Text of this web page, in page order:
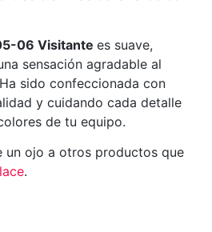
06 Visitantees suave,
sensación agradable al
sido confeccionada con
y cuidando cada detalle
de tu equipo.
un ojo a otros productos que
.